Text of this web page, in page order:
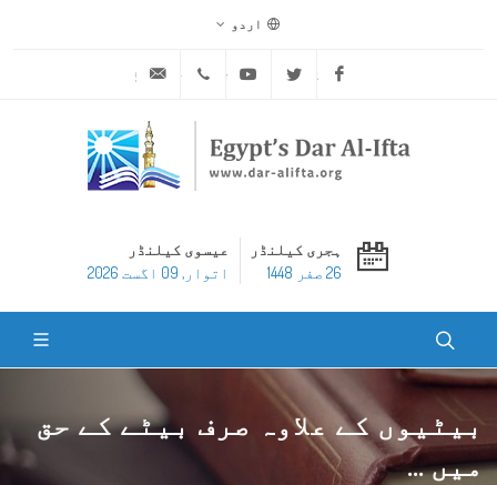
اردو
Facebook
Twitter
Youtube
ہجری کیلنڈر
26 صفر 1448
عیسوی کیلنڈر
اتوار, 09 اگست 2026
بیٹیوں کے علاوہ صرف بیٹے کے حق
میں ...